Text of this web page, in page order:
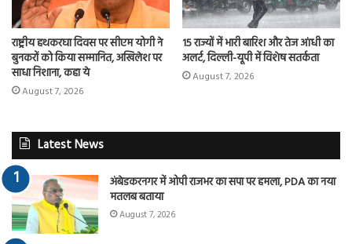
राष्ट्रीय हथकरघा दिवस पर सीएम योगी ने
बुनकरों को किया सम्मानित, अखिलेश पर
साधा निशाना, कहा ये
August 7, 2026
15 राज्यों में भारी बारिश और तेज आंधी का
अलर्ट, दिल्ली-यूपी में विशेष सतर्कता
August 7, 2026
Latest News
अंबेडकरनगर में ओपी राजभर का सपा पर हमला, PDA का नया
मतलब बताया
August 7, 2026